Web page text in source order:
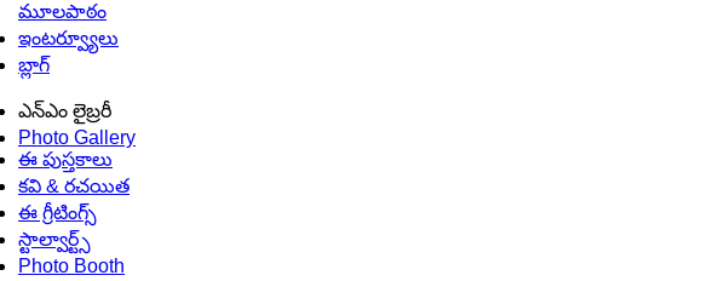
మూలపాఠం
ఇంటర్వ్యూలు
బ్లాగ్
ఎన్ఎం లైబ్రరీ
Photo Gallery
ఈ పుస్తకాలు
కవి & రచయిత
ఈ గ్రీటింగ్స్
స్టాల్వార్ట్స్
Photo Booth